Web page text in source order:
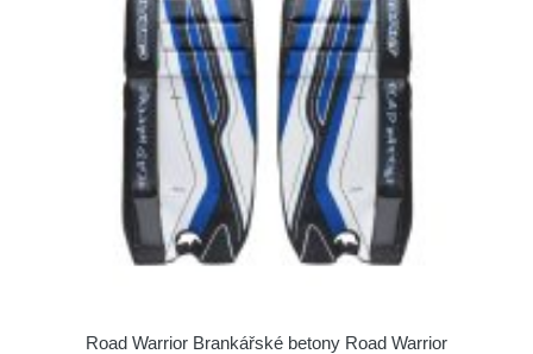
Road Warrior Brankářské betony Road Warrior